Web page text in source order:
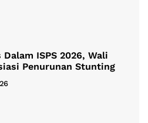
ISPS 2026, Wali
Penurunan Stunting